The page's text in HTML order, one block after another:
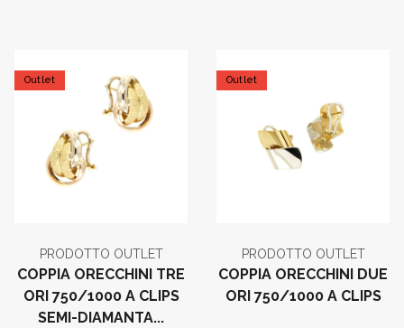
Outlet
PRODOTTO OUTLET
COPPIA ORECCHINI TRE
ORI 750/1000 A CLIPS
SEMI-DIAMANTA...
Outlet
PRODOTTO OUTLET
COPPIA ORECCHINI DUE
ORI 750/1000 A CLIPS